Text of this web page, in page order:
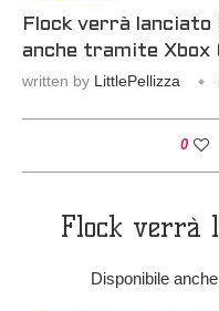
Flock verrà lanciato
anche tramite Xbox
written by LittlePellizza
0
Flock verrà
Disponibile